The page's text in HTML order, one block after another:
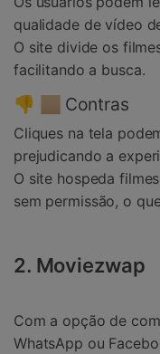
qualidade de vídeo
O site divide os
facilitando a busca.
👎 🏼 Contras
Cliques na tela
prejudicando a
O site hospeda
sem permissão, o
2. Moviezwap
Com a opção de
WhatsApp ou